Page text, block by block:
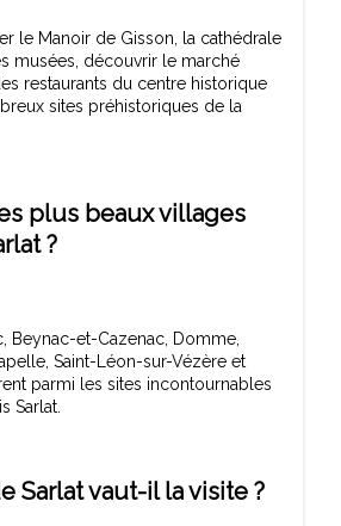
le Manoir de Gisson, la cathédrale
musées, découvrir le marché
restaurants du centre historique
sites préhistoriques de la
plus beaux villages
?
Beynac-et-Cazenac, Domme,
Saint-Léon-sur-Vézère et
parmi les sites incontournables
Sarlat vaut-il la visite ?